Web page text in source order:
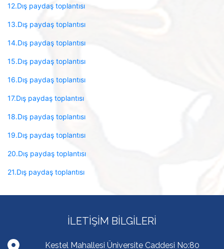
12.Dış paydaş toplantısı
13.Dış paydaş toplantısı
14.Dış paydaş toplantısı
15.Dış paydaş toplantısı
16.Dış paydaş toplantısı
17.Dış paydaş toplantısı
18.Dış paydaş toplantısı
19.Dış paydaş toplantısı
20.Dış paydaş toplantısı
21.Dış paydaş toplantısı
İLETIŞIM BILGILERI
Kestel Mahallesi Üniversite Caddesi No:80